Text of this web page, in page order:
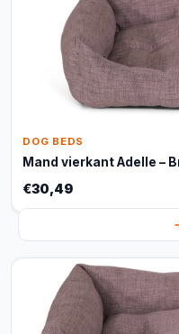
DOG BEDS
Mand vierkant Adelle –
€30,49